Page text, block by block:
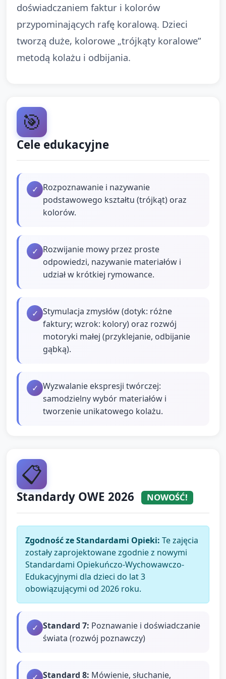
doświadczaniem faktur i kolorów
przypominających rafę koralową. Dzieci
tworzą duże, kolorowe „trójkąty koralowe”
metodą kolażu i odbijania.
🎯
Cele edukacyjne
✓ Rozpoznawanie i nazywanie
podstawowego kształtu (trójkąt) oraz
kolorów.
✓ Rozwijanie mowy przez proste
odpowiedzi, nazywanie materiałów i
udział w krótkiej rymowance.
✓ Stymulacja zmysłów (dotyk: różne
faktury; wzrok: kolory) oraz rozwój
motoryki małej (przyklejanie, odbijanie
gąbką).
✓ Wyzwalanie ekspresji twórczej:
samodzielny wybór materiałów i
tworzenie unikatowego kolażu.
📋
Standardy OWE 2026 NOWOŚĆ!
Zgodność ze Standardami Opieki: Te zajęcia
zostały zaprojektowane zgodnie z nowymi
Standardami Opiekuńczo-Wychowawczo-
Edukacyjnymi dla dzieci do lat 3
obowiązującymi od 2026 roku.
✓ Standard 7: Poznawanie i doświadczanie
świata (rozwój poznawczy)
Standard 8: Mówienie, słuchanie,